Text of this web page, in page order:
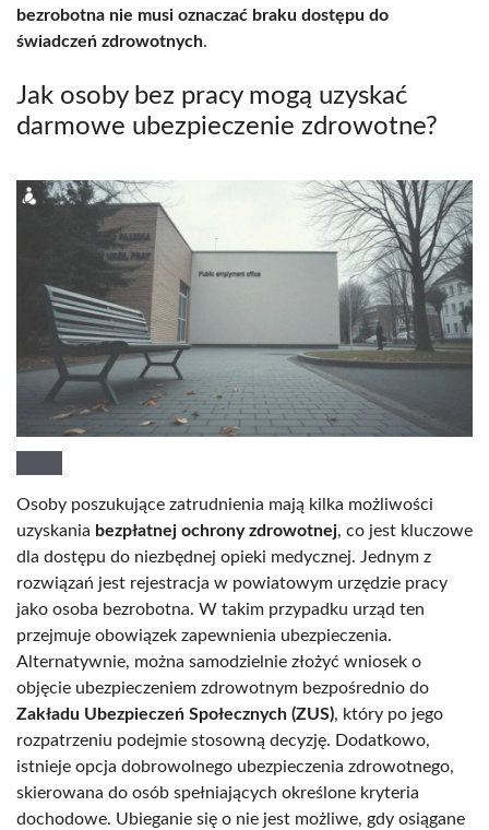
bezrobotna nie musi oznaczać braku dostępu do
świadczeń zdrowotnych.
Jak osoby bez pracy mogą uzyskać
darmowe ubezpieczenie zdrowotne?
Osoby poszukujące zatrudnienia mają kilka możliwości
uzyskania bezpłatnej ochrony zdrowotnej, co jest kluczowe
dla dostępu do niezbędnej opieki medycznej. Jednym z
rozwiązań jest rejestracja w powiatowym urzędzie pracy
jako osoba bezrobotna. W takim przypadku urząd ten
przejmuje obowiązek zapewnienia ubezpieczenia.
Alternatywnie, można samodzielnie złożyć wniosek o
objęcie ubezpieczeniem zdrowotnym bezpośrednio do
Zakładu Ubezpieczeń Społecznych (ZUS), który po jego
rozpatrzeniu podejmie stosowną decyzję. Dodatkowo,
istnieje opcja dobrowolnego ubezpieczenia zdrowotnego,
skierowana do osób spełniających określone kryteria
dochodowe. Ubieganie się o nie jest możliwe, gdy osiągane